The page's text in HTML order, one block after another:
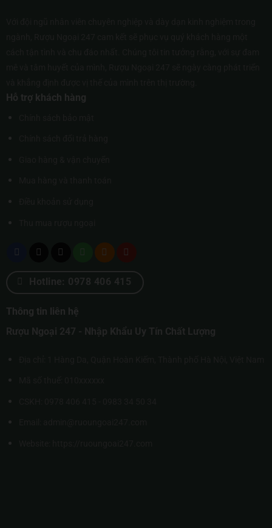
Hỗ trợ khách hàng
Hotline: 0978 406 415
Thông tin liên hệ
Rượu Ngoại 247 - Nhập Khẩu Uy Tín Chất Lượng